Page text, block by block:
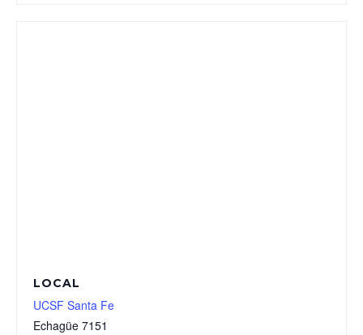
LOCAL
UCSF Santa Fe
Echagüe 7151